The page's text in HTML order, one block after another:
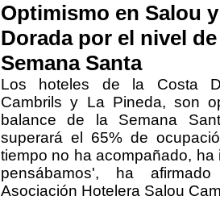
Optimismo en Salou
Dorada por el nivel
Semana Santa
Los hoteles de la Costa
Cambrils y La Pineda, son
balance de la Semana
superará el 65% de
tiempo no ha acompañado,
pensábamos', ha
Asociación Hotelera Salou